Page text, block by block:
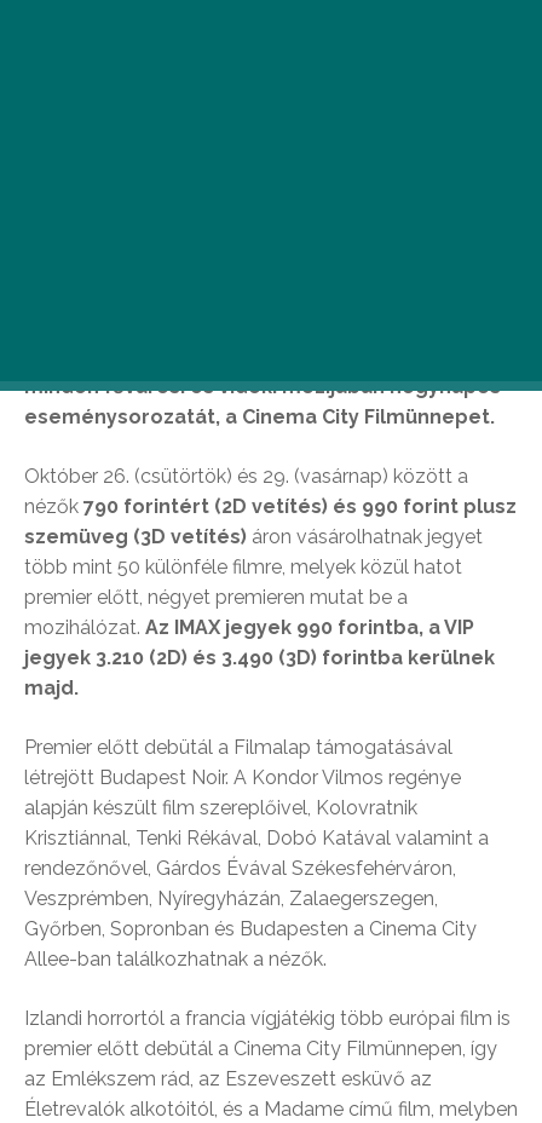
minden fővárosi és vidéki mozijában négynapos
eseménysorozatát, a Cinema City Filmünnepet.
Október 26. (csütörtök) és 29. (vasárnap) között a
nézők 790 forintért (2D vetítés) és 990 forint plusz
szemüveg (3D vetítés) áron vásárolhatnak jegyet
több mint 50 különféle filmre, melyek közül hatot
premier előtt, négyet premieren mutat be a
mozihálózat. Az IMAX jegyek 990 forintba, a VIP
jegyek 3.210 (2D) és 3.490 (3D) forintba kerülnek
majd.
Premier előtt debütál a Filmalap támogatásával
létrejött Budapest Noir. A Kondor Vilmos regénye
alapján készült film szereplőivel, Kolovratnik
Krisztiánnal, Tenki Rékával, Dobó Katával valamint a
rendezőnővel, Gárdos Évával Székesfehérváron,
Veszprémben, Nyíregyházán, Zalaegerszegen,
Győrben, Sopronban és Budapesten a Cinema City
Allee-ban találkozhatnak a nézők.
Izlandi horrortól a francia vígjátékig több európai film is
premier előtt debütál a Cinema City Filmünnepen, így
az Emlékszem rád, az Eszeveszett esküvő az
Életrevalók alkotóitól, és a Madame című film, melyben